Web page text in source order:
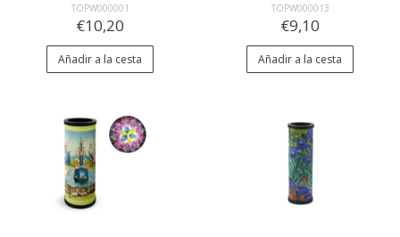
TOPW000001
€10,20
Añadir a la cesta
TOPW000013
€9,10
Añadir a la cesta